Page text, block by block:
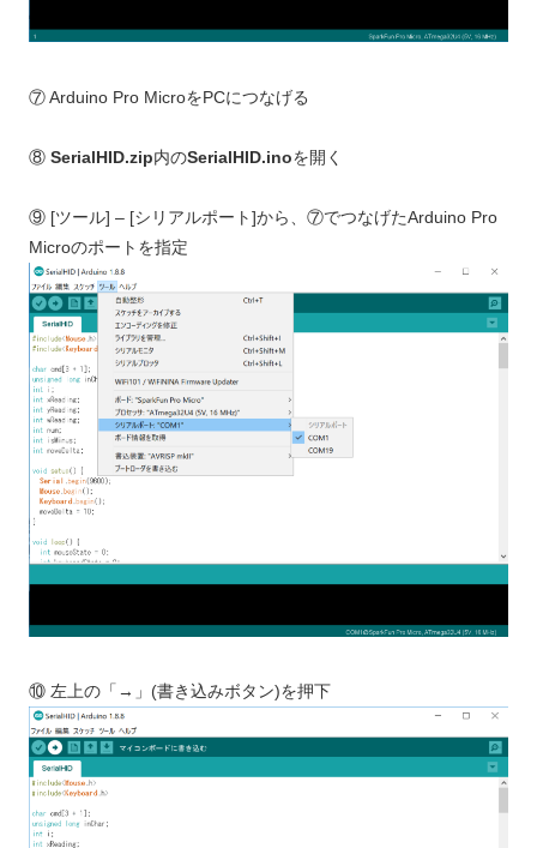
⑦ Arduino Pro MicroをPCにつなげる
⑧ SerialHID.zip内のSerialHID.inoを開く
⑨ [ツール] – [シリアルポート]から、⑦でつなげたArduino Pro
Microのポートを指定
⑩ 左上の「→」(書き込みボタン)を押下